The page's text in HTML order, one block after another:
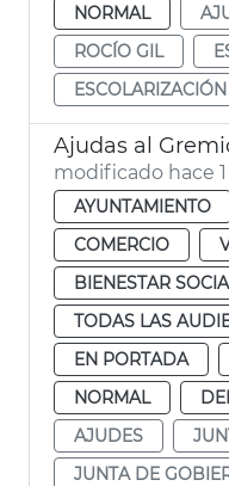
NORMAL
ROCÍO GIL
modificado hace
AYUNTAMIENTO
COMERCIO
BIENESTAR
TODAS LAS
EN PORTADA
NORMAL
AJUDES
JUNTA DE